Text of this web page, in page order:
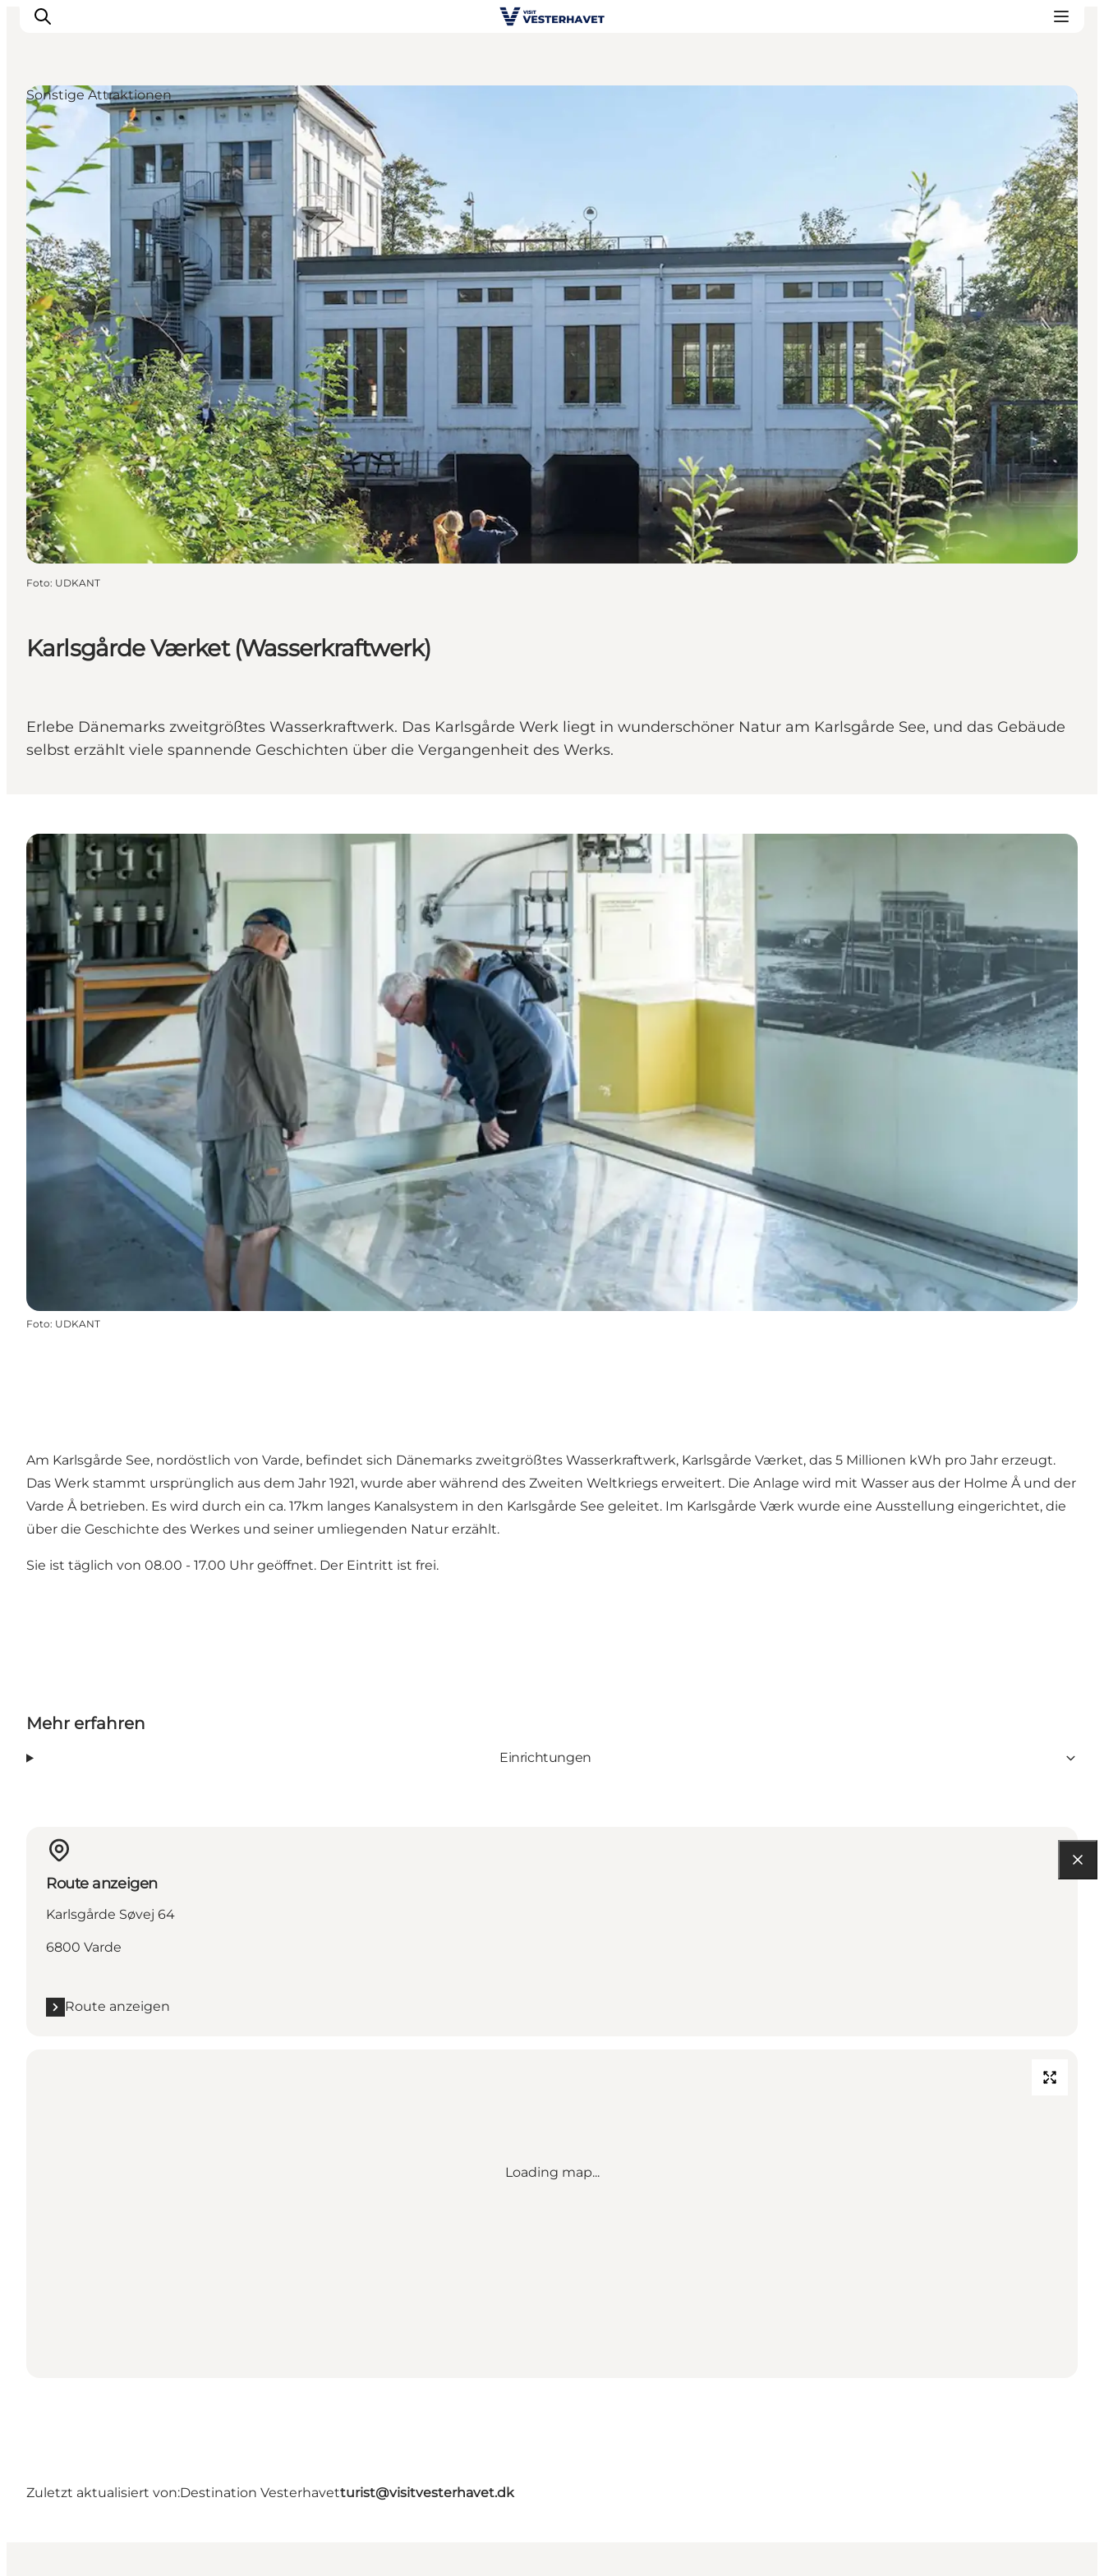
Events
Erlebnisse
Unsere Städte
Essen & Übernachtung
Tickets kaufen
Plane deine Reise
Karlsgårde Værket (Wasserkraftwerk)
Erlebe Dänemarks zweitgrößtes Wasserkraftwerk. Das Karlsgårde Werk liegt in wunderschöner Natur am Karlsgårde See, und das Gebäude
selbst erzählt viele spannende Geschichten über die Vergangenheit des Werks.
Sonstige Attraktionen
Foto: UDKANT
Foto: UDKANT
Am Karlsgårde See, nordöstlich von Varde, befindet sich Dänemarks zweitgrößtes Wasserkraftwerk, Karlsgårde Værket, das 5 Millionen kWh pro Jahr erzeugt.
Das Werk stammt ursprünglich aus dem Jahr 1921, wurde aber während des Zweiten Weltkriegs erweitert. Die Anlage wird mit Wasser aus der Holme Å und der
Varde Å betrieben. Es wird durch ein ca. 17km langes Kanalsystem in den Karlsgårde See geleitet. Im Karlsgårde Værk wurde eine Ausstellung eingerichtet, die
über die Geschichte des Werkes und seiner umliegenden Natur erzählt.
Sie ist täglich von 08.00 - 17.00 Uhr geöffnet. Der Eintritt ist frei.
Mehr erfahren
Einrichtungen
Route anzeigen
Karlsgårde Søvej 64
6800 Varde
Route anzeigen
Loading map...
Zuletzt aktualisiert von:Destination Vesterhavetturist@visitvesterhavet.dk